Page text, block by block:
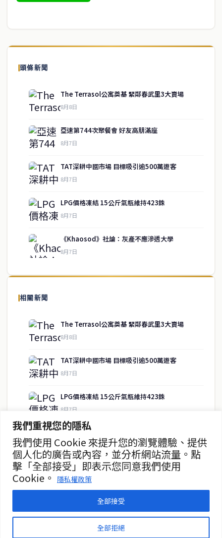
我們重視您的隱私
我們使用 Cookie 來提升您的瀏覽體驗、提供
個人化的廣告或內容，並分析網站流量。點
擊「全部接受」即表示您同意我們使用
Cookie。
隱私權政策
全部拒絕
全部接受
頭條新聞
The Terrasol公寓奠基 緊鄰春武里3大賣場
8月8日
亞速第744次聚餐會 好友高朋滿座
8月7日
TAT深耕中國市場 目標吸引逾500萬遊客
8月7日
LPG價格凍結 15公斤氣瓶維持423銖
8月7日
《Khaosod》社論：灰產不應滲透大學
8月7日
相關新聞
The Terrasol公寓奠基 緊鄰春武里3大賣場
8月8日
TAT深耕中國市場 目標吸引逾500萬遊客
8月7日
LPG價格凍結 15公斤氣瓶維持423銖
8月7日
暖府名校槍擊案 學生槍手自戕 動機待查
8月7日
暖武里名校發生槍擊案 2死15傷
8月7日
關於我們
泰國中文新聞（TCN）是一家總部設於曼谷的中文新聞媒體，致力於
供即時、客觀、多元的中文新聞內容。
房地產
聯絡資訊
歡迎來信洽詢合作事宜
或提供新聞線索
service@thaichinesenews.com
© 2026 泰國中文新聞 TCN — All Rights Reserved
service@thaichinesenews.com